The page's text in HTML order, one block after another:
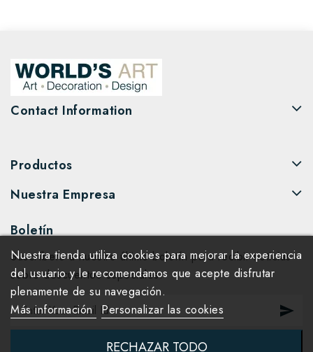
Contact Information
Productos
Nuestra Empresa
Boletín
Suscríbete a nuestro último boletín para recibir noticias
sobre descuentos especiales.
Nuestra tienda utiliza cookies para mejorar la experiencia
del usuario y le recomendamos que acepte disfrutar
plenamente de su navegación.
Más información Personalizar las cookies
RECHAZAR TODO